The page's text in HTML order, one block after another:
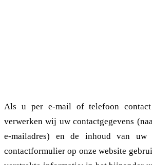
Als u per e-mail of telefoon contact
verwerken wij uw contactgegevens
e-mailadres) en de inhoud van
contactformulier op onze website